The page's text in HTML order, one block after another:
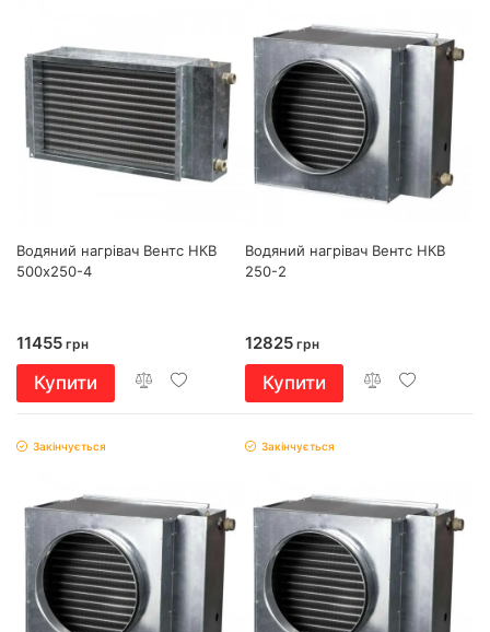
Водяний нагрівач Вентс НКВ
500х250-4
11455 грн
Купити
Водяний нагрівач Вентс НКВ
250-2
12825 грн
Купити
Закінчується Закінчується